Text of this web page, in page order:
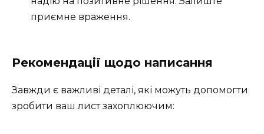
приємне враження.
Рекомендації щодо написання
Завжди є важливі деталі, які можуть допомогти
зробити ваш лист захоплюючим: